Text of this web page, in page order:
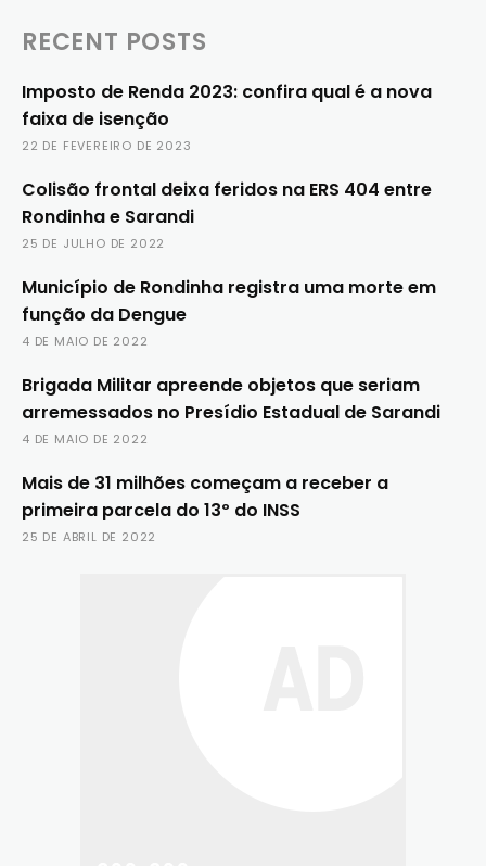
RECENT POSTS
Imposto de Renda 2023: confira qual é a nova
faixa de isenção
22 DE FEVEREIRO DE 2023
Colisão frontal deixa feridos na ERS 404 entre
Rondinha e Sarandi
25 DE JULHO DE 2022
Município de Rondinha registra uma morte em
função da Dengue
4 DE MAIO DE 2022
Brigada Militar apreende objetos que seriam
arremessados no Presídio Estadual de Sarandi
4 DE MAIO DE 2022
Mais de 31 milhões começam a receber a
primeira parcela do 13º do INSS
25 DE ABRIL DE 2022